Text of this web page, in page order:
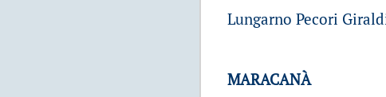
Lungarno Pecori
MARACANÀ